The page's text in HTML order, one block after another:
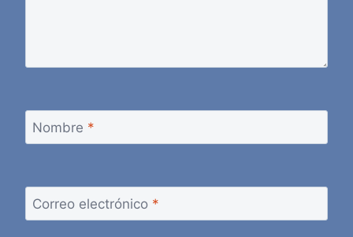
Nombre *
Correo electrónico *